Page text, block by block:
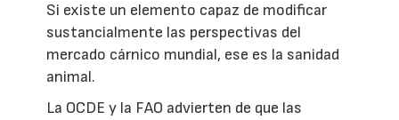
Si existe un elemento capaz de modificar
sustancialmente las perspectivas del
mercado cárnico mundial, ese es la sanidad
animal.
La OCDE y la FAO advierten de que las